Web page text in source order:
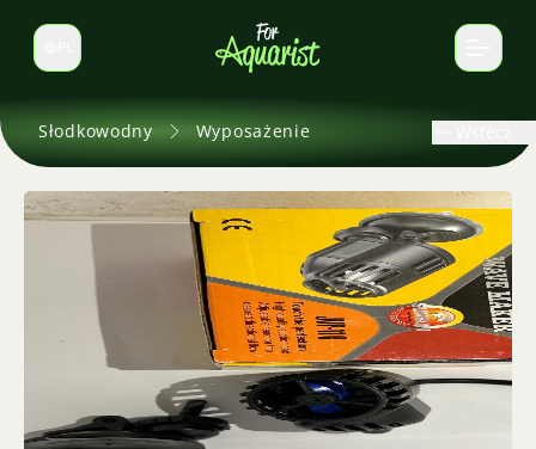
Zmień język
Słodkowodny Wyposażenie